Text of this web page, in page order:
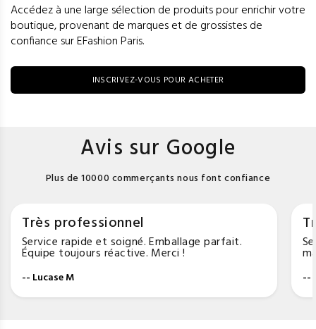
Accédez à une large sélection de produits pour enrichir votre
boutique, provenant de marques et de grossistes de
confiance sur EFashion Paris.
INSCRIVEZ-VOUS POUR ACHETER
Avis sur Google
Plus de 10000 commerçants nous font confiance
Très professionnel
Service rapide et soigné. Emballage parfait.
Équipe toujours réactive. Merci !
-- Lucase M --